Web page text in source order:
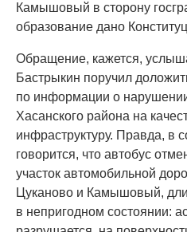
Камышовый в сторону
образование дано
Обращение, кажется,
Бастрыкин поручил
по информации о
Хасанского района на
инфраструктуру. Правда, в
говорится, что автобус
участок автомобильной
Цуканово и Камышовый,
в непригодном состоянии: